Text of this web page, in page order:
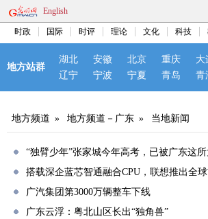
English
时政 国际 时评 理论 文化 科技
地方站群
湖北 安徽 北京 重庆 大
辽宁
宁波 宁夏 青岛 青
地方频道 » 地方频道－广东 » 当地新闻
“独臂少年”张家城今年高考，已被广东这
搭载深企蓝芯智通融合CPU，联想推出全
广汽集团第3000万辆整车下线
广东云浮：粤北山区长出“独角兽”